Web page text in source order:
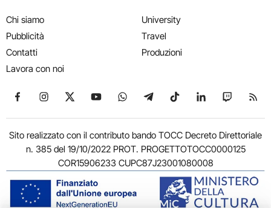
Chi siamo
Pubblicità
Contatti
Lavora con noi
University
Travel
Produzioni
Seguici su Facebook
Seguici su Instagram
Seguici su X
Seguici su YouTube
Seguici su WhatsApp
Seguici su Telegram
Seguici su TikTok
Seguici su
Seguici
Sito realizzato con il contributo bando TOCC Decreto Direttoriale
n. 385 del 19/10/2022 PROT. PROGETTOTOCC0000125
COR15906233 CUPC87J23001080008